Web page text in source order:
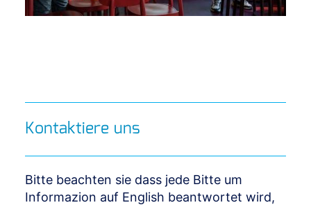
Kontaktiere uns
Bitte beachten sie dass jede Bitte um
Informazion auf English beantwortet wird,